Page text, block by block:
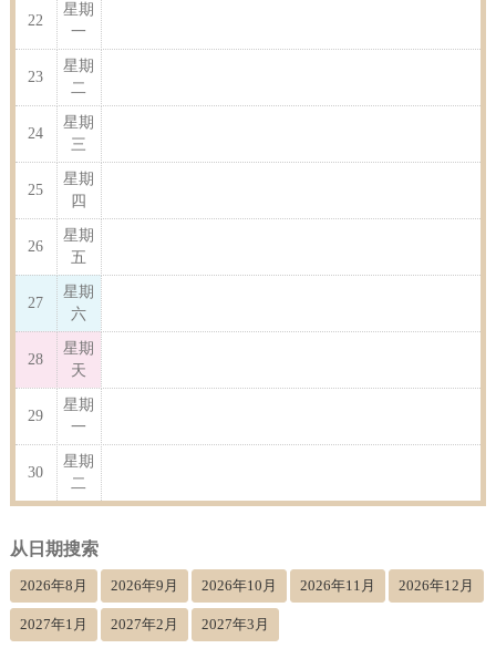
22
星期
一
23
星期
二
24
星期
三
25
星期
四
26
星期
五
27
星期
六
28
星期
天
29
星期
一
30
星期
二
从日期搜索
2026年8月 2026年9月 2026年10月 2026年11月 2026年12月
2027年1月 2027年2月 2027年3月